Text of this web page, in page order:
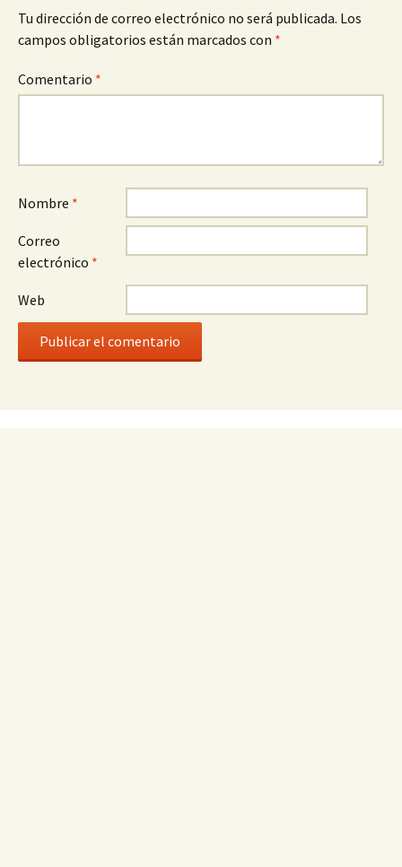
Tu dirección de correo electrónico no será publicada. Los
campos obligatorios están marcados con *
Comentario *
Nombre *
Correo
electrónico *
Web